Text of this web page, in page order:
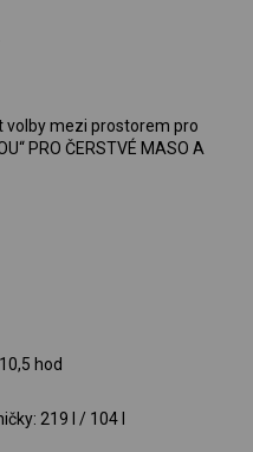
volby mezi prostorem pro
PRO ČERSTVÉ MASO A
hod
219 l / 104 l